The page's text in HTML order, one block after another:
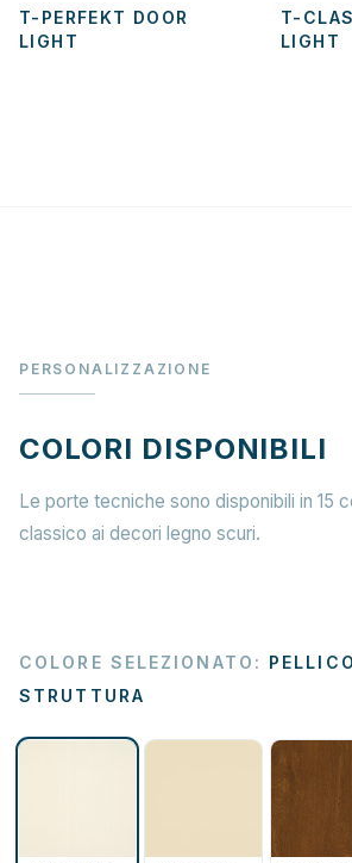
T-PERFEKT DOOR
LIGHT
T-
LIGHT
PERSONALIZZAZIONE
COLORI DISPONIBILI
Le porte tecniche sono disponibili in 15
classico ai decori legno scuri.
COLORE SELEZIONATO :
STRUTTURA